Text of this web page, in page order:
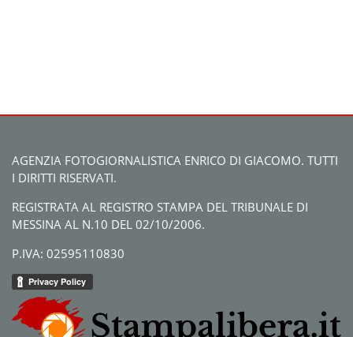
AGENZIA FOTOGIORNALISTICA ENRICO DI GIACOMO. TUTTI
I DIRITTI RISERVATI.
REGISTRATA AL REGISTRO STAMPA DEL TRIBUNALE DI
MESSINA AL N.10 DEL 02/10/2006.
P.IVA: 02595110830